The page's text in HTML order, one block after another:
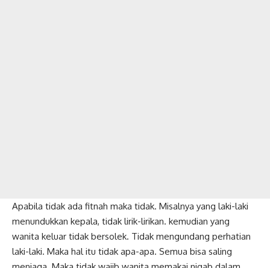
Apabila tidak ada fitnah maka tidak. Misalnya yang laki-laki
menundukkan kepala, tidak lirik-lirikan. kemudian yang
wanita keluar tidak bersolek. Tidak mengundang perhatian
laki-laki. Maka hal itu tidak apa-apa. Semua bisa saling